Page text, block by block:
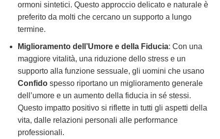
ormoni sintetici. Questo approccio delicato e naturale è
preferito da molti che cercano un supporto a lungo
termine.
Miglioramento dell’Umore e della Fiducia: Con una
maggiore vitalità, una riduzione dello stress e un
supporto alla funzione sessuale, gli uomini che usano
Confidospesso riportano un miglioramento generale
dell’umore e un aumento della fiducia in sé stessi.
Questo impatto positivo si riflette in tutti gli aspetti della
vita, dalle relazioni personali alle performance
professionali.